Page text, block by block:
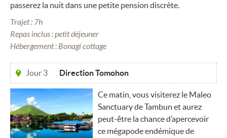
passerez la nuit dans une petite pension discrète.
Trajet : 7h
Repas inclus : petit déjeuner
Hébergement : Bonagi cottage
Jour 3 Direction Tomohon
Ce matin, vous visiterez le Maleo
Sanctuary de Tambun et aurez
peut-être la chance d’apercevoir
ce mégapode endémique de